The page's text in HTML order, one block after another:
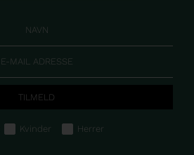
Kvinder Herrer